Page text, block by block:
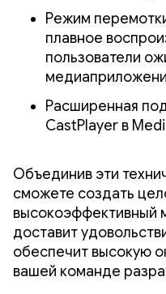
Режим
плавное
пользователи
Расширенная
CastPlayer в
Объединив эти
сможете создать
высокоэффективный
доставит
обеспечит высокую
вашей команде